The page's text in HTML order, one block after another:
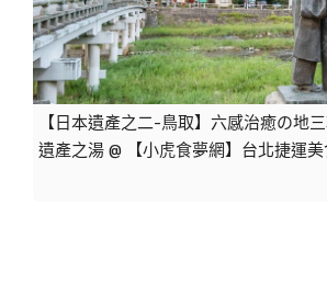
【日本遺產之二-鳥取】六感治癒の地
遺產之湯 @ 【小虎食夢網】台北捷運